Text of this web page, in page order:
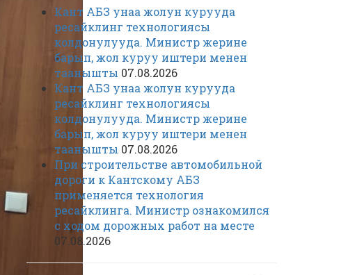
Кант АБЗ унаа жолун курууда
ресайклинг технологиясы
колдонулууда. Министр жерине
барып, жол куруу иштери менен
таанышты 07.08.2026
Кант АБЗ унаа жолун курууда
ресайклинг технологиясы
колдонулууда. Министр жерине
барып, жол куруу иштери менен
таанышты 07.08.2026
При строительстве автомобильной
дороги к Кантскому АБЗ
применяется технология
ресайклинга. Министр ознакомился
с ходом дорожных работ на месте
07.08.2026